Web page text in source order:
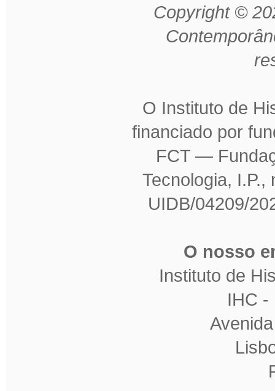
Copyright ©
O Instituto de
financiado por
FCT —
Tecnologia,
UIDB/04209/
O nosso
Instituto de
IHC -